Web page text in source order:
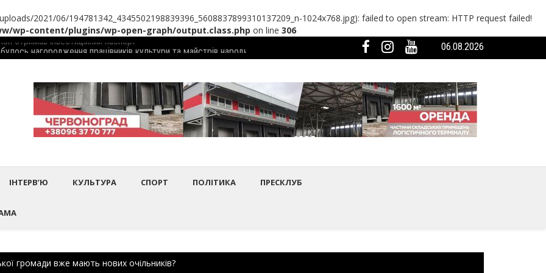
2021/06/194781342_4345502198839396_5608837899310137209_n-1024x768.jpg): failed to open stream: HTTP request failed!
wp-content/plugins/wp-open-graph/output.class.php on line 306
нагородження працівників культури та майстрів народного мистецтва Шептицького районуШептицька громада була представлена на Європейському регіональному
06.08.2026
ІНТЕРВ’Ю КУЛЬТУРА СПОРТ ПОЛІТИКА ПРЕСКЛУБ
громади вже мають нових очільників?